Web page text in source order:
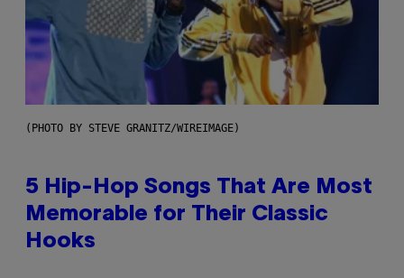
(PHOTO BY STEVE GRANITZ/WIREIMAGE)
5 Hip-Hop Songs That Are Most
Memorable for Their Classic
Hooks